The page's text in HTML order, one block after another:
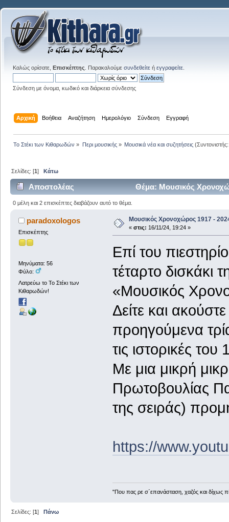
Καλώς ορίσατε, Επισκέπτης . Παρακαλούμε συνδεθείτε ή εγγραφείτε
Σύνδεση με όνομα, κωδικό και διάρκεια σύνδεσης
Αρχική Βοήθεια Αναζήτηση Ημερολόγιο Σύνδεση Εγγραφή
Το Στέκι των Κιθαρωδών » Περι μουσικής» Μουσικά νέα και συζητήσεις
Σελίδες: [1]Κάτω
Αποστολέας Θέμα: Μουσικός
0 μέλη και 2 επισκέπτες διαβάζουν αυτό το θέμα.
paradoxologos
Επισκέπτης
Μηνύματα: 56
Φύλο:
Λατρεύω το Το Στέκι των
Κιθαρωδών!
Μουσικός Χρονοχώρος 1917 -
« στις: 16/11/24, 19:24 »
Επί του
τέταρτο δισκάκι
«Μουσικός
Δείτε και
προηγούμενα
τις ιστορικές
Με μια μικρή
Πρωτοβουλίας
της σειράς)
https://
"Που πας ρε σ΄επανάσταση, χαζός και δίχως
Σελίδες: [1] Πάνω